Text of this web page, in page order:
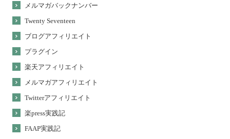
メルマガバックナンバー
Twenty Seventeen
ブログアフィリエイト
プラグイン
楽天アフィリエイト
メルマガアフィリエイト
Twitterアフィリエイト
楽press実践記
FAAP実践記